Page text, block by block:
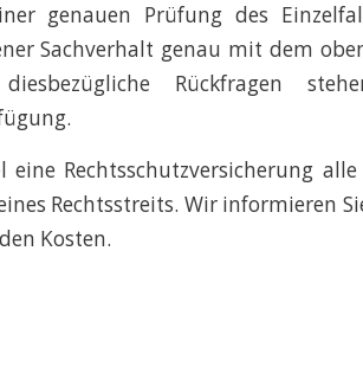
genauen Prüfung des
Sachverhalt genau mit dem
Rückfragen
Rechtsschutzversicherung
Rechtsstreits. Wir informieren
Kosten.